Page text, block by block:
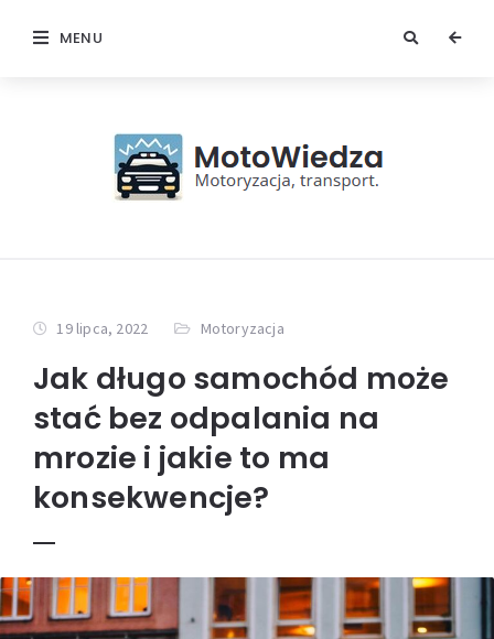
MENU
19 lipca, 2022 Motoryzacja
Jak długo samochód może
stać bez odpalania na
mrozie i jakie to ma
konsekwencje?